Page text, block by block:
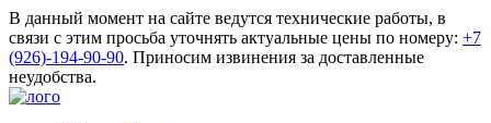
В данный момент на сайте ведутся технические работы, в
связи с этим просьба уточнять актуальные цены по номеру: +7
(926)-194-90-90. Приносим извинения за доставленные
неудобства.